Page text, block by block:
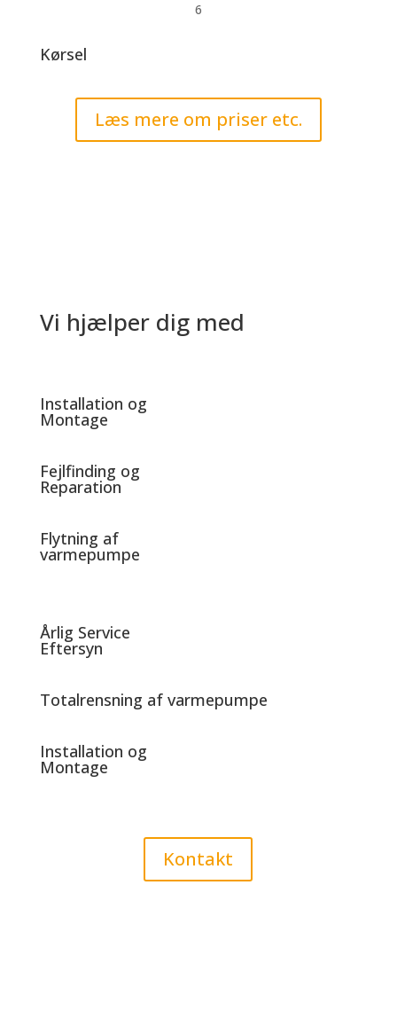
6
Kørsel
Læs mere om priser etc.
Vi hjælper dig med
Installation og
Montage
Fejlfinding og
Reparation
Flytning af
varmepumpe
Årlig Service
Eftersyn
Totalrensning af varmepumpe
Installation og
Montage
Kontakt